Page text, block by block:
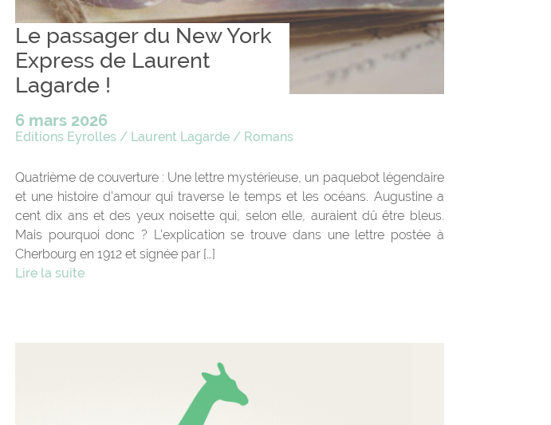
Le passager du New York
Express de Laurent
Lagarde !
6 mars 2026
Editions Eyrolles/ Laurent Lagarde/ Romans
Quatrième de couverture : Une lettre mystérieuse, un paquebot légendaire
et une histoire d’amour qui traverse le temps et les océans. Augustine a
cent dix ans et des yeux noisette qui, selon elle, auraient dû être bleus.
Mais pourquoi donc ? L’explication se trouve dans une lettre postée à
Cherbourg en 1912 et signée par […]
Lire la suite